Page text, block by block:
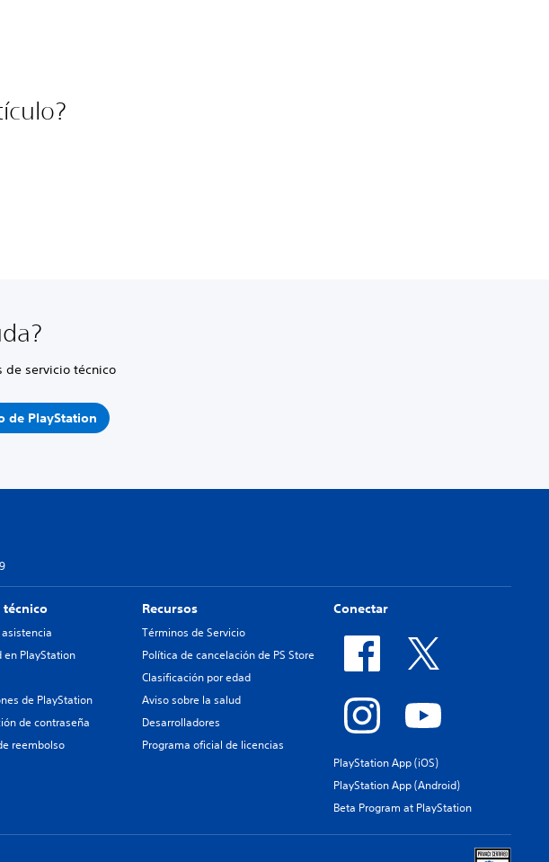
de servicio técnico
de PlayStation
técnico
en PlayStation
de PlayStation
de contraseña
reembolso
Recursos
Términos de Servicio
Política de cancelación de PS Store
Clasificación por edad
Aviso sobre la salud
Desarrolladores
Programa oficial de licencias
Conectar
PlayStation App (iOS)
PlayStation App (Android)
Beta Program at PlayStation